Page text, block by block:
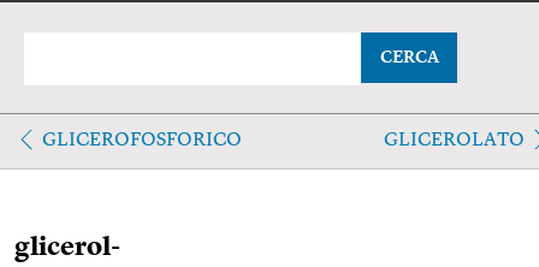
CERCA
GLICEROFOSFORICO GLICEROLATO
glicerol-